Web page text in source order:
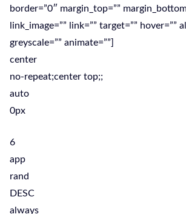
border=”0″ margin_top=””
link_image=”” link=”” target=”” hover=””
greyscale=”” animate=””]
center
no-repeat;center top;;
auto
0px
6
app
rand
DESC
always